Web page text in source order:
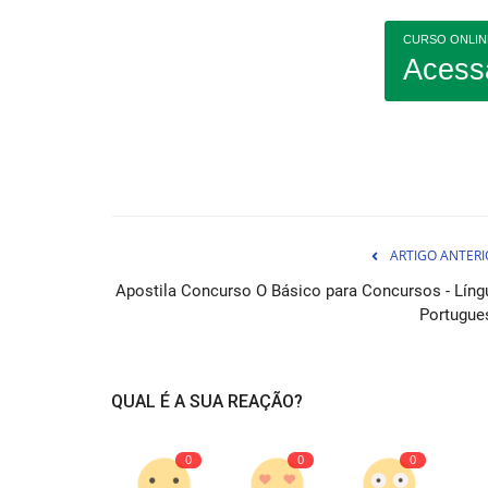
CURSO
ARTIGO
Apostila Concurso O Básico para Concursos -
QUAL É A SUA REAÇÃO?
0 0 0
Limeira - SP 2026 - Professor...
05 de
Aprimore seu conhecimento e conquiste a vaga